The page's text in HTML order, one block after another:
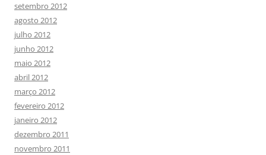
setembro 2012
agosto 2012
julho 2012
junho 2012
maio 2012
abril 2012
março 2012
fevereiro 2012
janeiro 2012
dezembro 2011
novembro 2011